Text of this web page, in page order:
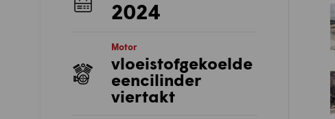
2024
Motor
vloeistofgekoelde
eencilinder
viertakt